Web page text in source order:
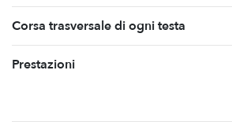
Corsa trasversale di ogni testa
Prestazioni